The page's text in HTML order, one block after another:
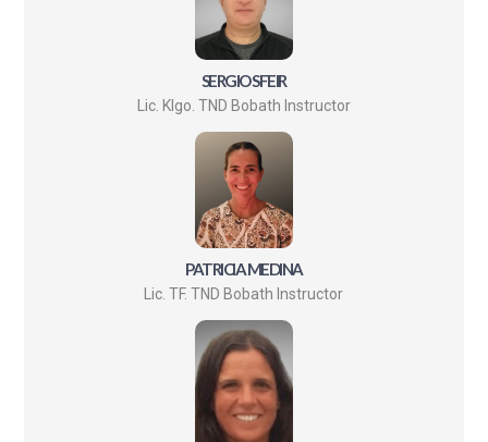
SERGIO SFEIR
Lic. Klgo. TND Bobath Instructor
PATRICIA MEDINA
Lic. TF. TND Bobath Instructor